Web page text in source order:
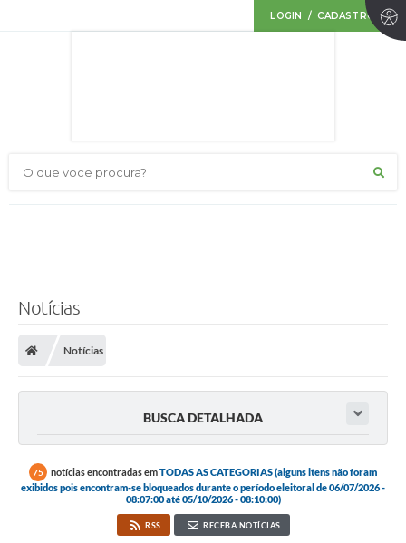
LOGIN / CADASTRO
O que voce procura?
Notícias
Notícias
BUSCA DETALHADA
75 notícias encontradas emTODAS AS CATEGORIAS (alguns itens não foram
exibidos pois encontram-se bloqueados durante o período eleitoral de 06/07/2026 -
08:07:00 até 05/10/2026 - 08:10:00)
RSS RECEBA NOTÍCIAS